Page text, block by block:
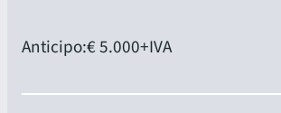
Anticipo:€ 5.000+IVA